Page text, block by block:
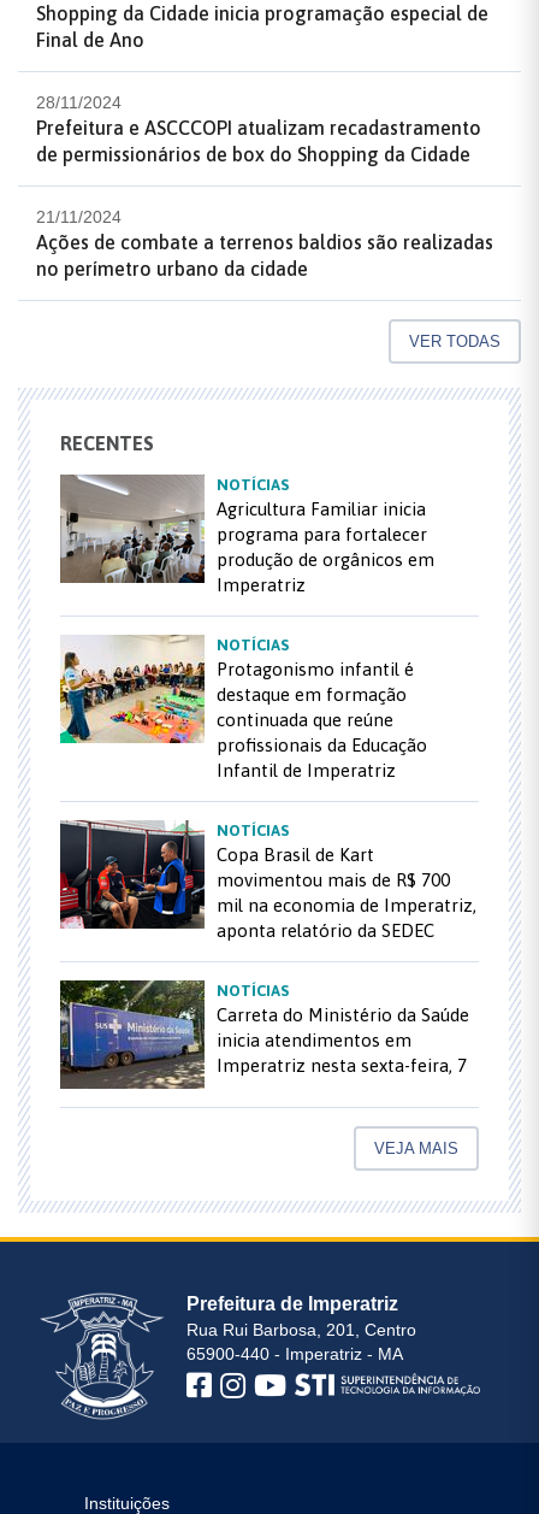
Shopping da Cidade inicia programação especial de
Final de Ano
28/11/2024
Prefeitura e ASCCCOPI atualizam recadastramento
de permissionários de box do Shopping da Cidade
21/11/2024
Ações de combate a terrenos baldios são realizadas
no perímetro urbano da cidade
VER TODAS
RECENTES
NOTÍCIAS
Agricultura Familiar inicia
programa para fortalecer
produção de orgânicos em
Imperatriz
NOTÍCIAS
Protagonismo infantil é
destaque em formação
continuada que reúne
profissionais da Educação
Infantil de Imperatriz
NOTÍCIAS
Copa Brasil de Kart
movimentou mais de R$ 700
mil na economia de Imperatriz,
aponta relatório da SEDEC
NOTÍCIAS
Carreta do Ministério da Saúde
inicia atendimentos em
Imperatriz nesta sexta-feira, 7
VEJA MAIS
Prefeitura de Imperatriz
Rua Rui Barbosa, 201, Centro
65900-440 - Imperatriz - MA
Instituições